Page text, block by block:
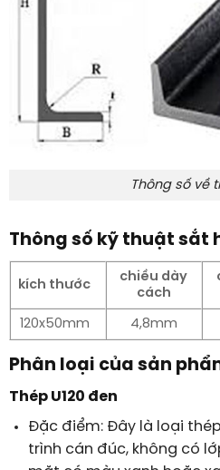
Thông số về
Thông số kỹ thuật sắt
kích thước
chiều dày
cách
120x50mm 4,8mm
Phân loại của sản
Thép U120 đen
Đặc điểm: Đây là loại
trình cán đúc, không có